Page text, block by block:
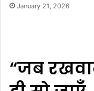
January 21, 2026
“जब